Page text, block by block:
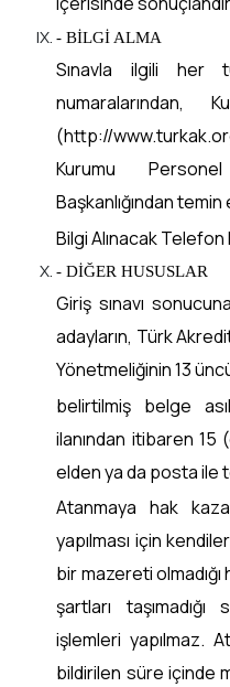
- BİLGİ ALMA
Sınavla ilgili her
numaralarından,
(http://
Kurumu
Başkanlığından temin
Bilgi Alınacak Telefon
- DİĞER HUSUSLAR
Giriş sınavı
adayların, Türk
Yönetmeliğinin 13
belirtilmiş belge
ilanından itibaren
elden ya da posta ile
Atanmaya hak
yapılması için
bir mazereti
şartları taşımadığı
işlemleri yapılmaz.
bildirilen süre içinde